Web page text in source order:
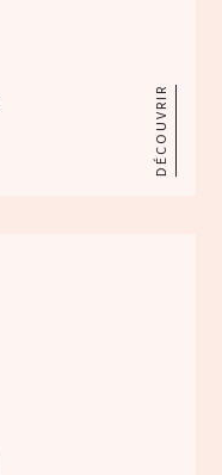
DÉCOUVRIR